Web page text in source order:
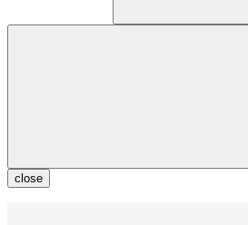
close